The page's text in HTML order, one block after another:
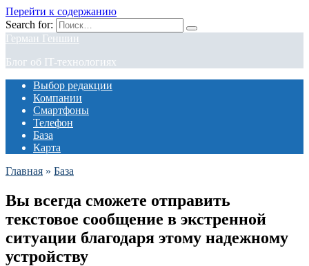
Перейти к содержанию
Search for:
Герман Геншин
Блог об IT-технологиях
Выбор редакции
Компании
Смартфоны
Телефон
База
Карта
Главная » База
Вы всегда сможете отправить
текстовое сообщение в экстренной
ситуации благодаря этому надежному
устройству